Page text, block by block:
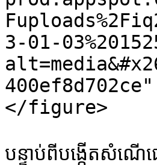
3-01-
</figure>
បន្ទាប់ពីបង្កើតសំ